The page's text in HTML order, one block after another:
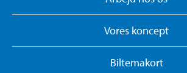
Vores koncept
Biltemakort